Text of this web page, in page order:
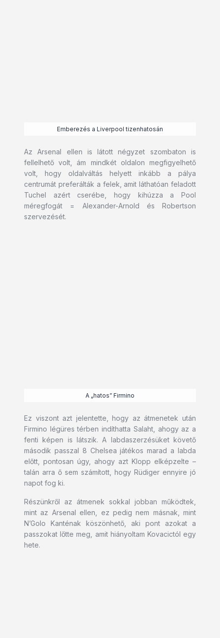
Emberezés a Liverpool tizenhatosán
Az Arsenal ellen is látott négyzet szombaton is
fellelhető volt, ám mindkét oldalon megfigyelhető
volt, hogy oldalváltás helyett inkább a pálya
centrumát preferálták a felek, amit láthatóan feladott
Tuchel azért cserébe, hogy kihúzza a Pool
méregfogát = Alexander-Arnold és Robertson
szervezését.
A „hatos” Firmino
Ez viszont azt jelentette, hogy az átmenetek után
Firmino légüres térben indíthatta Salaht, ahogy az a
fenti képen is látszik. A labdaszerzésüket követő
második passzal 8 Chelsea játékos marad a labda
előtt, pontosan úgy, ahogy azt Klopp elképzelte –
talán arra ő sem számított, hogy Rüdiger ennyire jó
napot fog ki.
Részünkről az átmenek sokkal jobban működtek,
mint az Arsenal ellen, ez pedig nem másnak, mint
N’Golo Kanténak köszönhető, aki pont azokat a
passzokat lőtte meg, amit hiányoltam Kovacictól egy
hete.